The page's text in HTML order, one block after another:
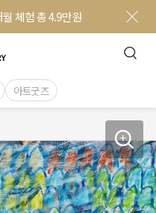
체험 총 4.9만원
아트굿즈